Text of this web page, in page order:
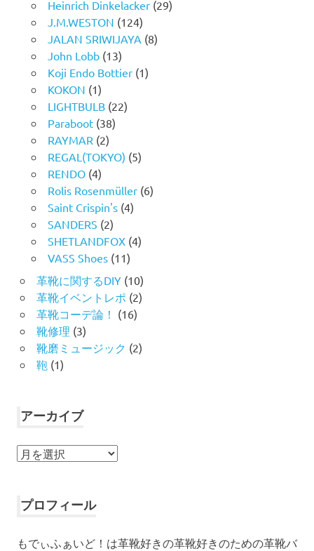
Heinrich Dinkelacker(29)
J.M.WESTON (124)
JALAN SRIWIJAYA (8)
John Lobb(13)
Koji Endo Bottier(1)
KOKON (1)
LIGHTBULB(22)
Paraboot(38)
RAYMAR (2)
REGAL(TOKYO) (5)
RENDO(4)
Rolis Rosenmüller(6)
Saint Crispin's(4)
SANDERS (2)
SHETLANDFOX(4)
VASS Shoes(11)
革靴に関するDIY(10)
革靴イベントレポ (2)
革靴コーデ論！ (16)
靴修理 (3)
靴磨ミュージック (2)
鞄 (1)
アーカイブ
ア
イ
プロフィール
もでぃふぁいど！は革靴好きの革靴好きのための革靴バ